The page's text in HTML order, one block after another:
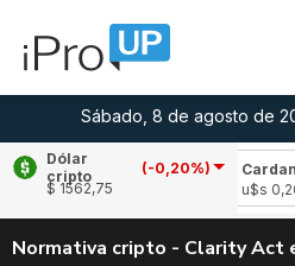
Sábado, 8 de agosto de
Dólar
cripto
(-0,20%)
$ 1562,75
Cardano
(-0,71%)
Normativa cripto - Clarity Act